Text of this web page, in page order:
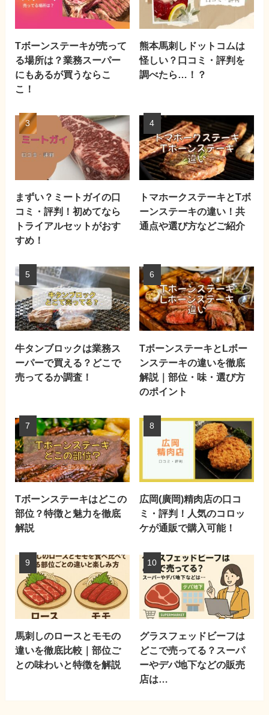
Tボーンステーキが売って
る場所は？業務スーパー
にもあるが買うならこ
こ！
熊本馬刺しドットコムは
怪しい？口コミ・評判を
調べたら…！？
まずい？ミートガイの口
コミ・評判！初めてなら
トライアルセットがおす
すめ！
トマホークステーキとTボ
ーンステーキの違い！共
通点や選び方などご紹介
牛タンブロックは業務ス
ーパーで買える？どこで
売ってるか調査！
TボーンステーキとLボー
ンステーキの違いを徹底
解説｜部位・味・選び方
のポイント
Tボーンステーキはどこの
部位？特徴と魅力を徹底
解説
広岡(廣岡)精肉店の口コ
ミ・評判！人気のコロッ
ケが通販で購入可能！
馬刺しのロースとモモの
違いを徹底比較｜部位ご
との味わいと特徴を解説
グラスフェッドビーフは
どこで売ってる？スーパ
ーやデパ地下などの販売
店は…